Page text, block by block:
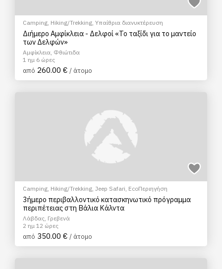
Camping, Hiking/Trekking, Υπαίθρια διανυκτέρευση
Διήμερο Αμφίκλεια - Δελφοί «Το ταξίδι για το μαντείο
των Δελφών»
Αμφίκλεια, Φθιώτιδα
1 ημ 6 ώρες
από 260.00 € / άτομο
Camping, Hiking/Trekking, Jeep Safari, EcoΠεριηγήση
3ήμερο περιβαλλοντικό κατασκηνωτικό πρόγραμμα
περιπέτειας στη Βάλια Κάλντα
Λάβδας, Γρεβενά
2 ημ 12 ώρες
από 350.00 € / άτομο